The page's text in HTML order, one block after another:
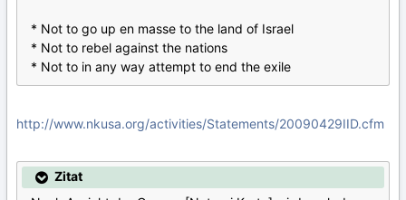
* Not to go up en masse to the land of Israel
* Not to rebel against the nations
* Not to in any way attempt to end the exile
http://www.nkusa.org/activities/Statements/20090429IID.cfm
Zitat